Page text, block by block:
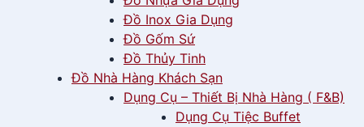
Đồ Inox Gia Dụng
Đồ Gốm Sứ
Đồ Thủy Tinh
Đồ Nhà Hàng Khách Sạn
Dụng Cụ – Thiết Bị Nhà Hàng ( F&B)
Dụng Cụ Tiệc Buffet